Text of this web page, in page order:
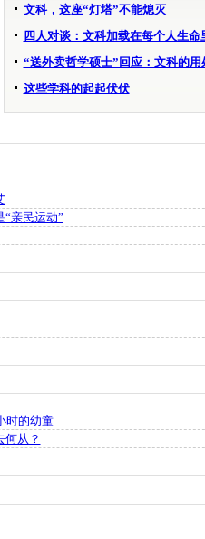
文科，这座“灯塔”不能熄灭
四人对谈：文科加载在每个人生命
“送外卖哲学硕士”回应：文科的用
这些学科的起起伏伏
亲民运动”
时的幼童
何从？